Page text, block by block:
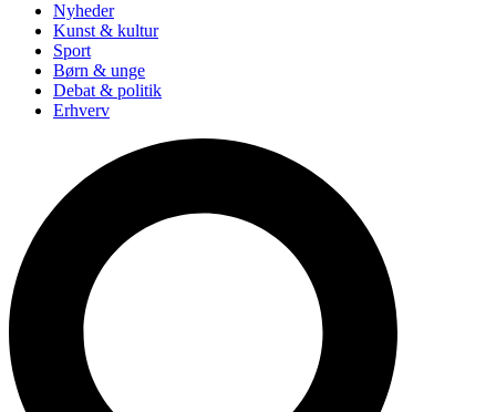
Nyheder
Kunst & kultur
Sport
Børn & unge
Debat & politik
Erhverv